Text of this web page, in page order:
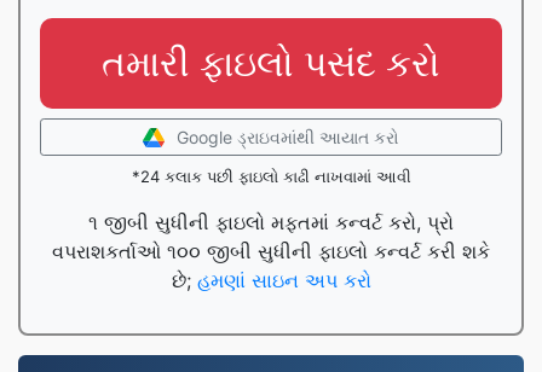
તમારી ફાઇલો પસંદ કરો
Google ડ્રાઇવમાંથી આયાત કરો
*24 કલાક પછી ફાઇલો કાઢી નાખવામાં આવી
૧ જીબી સુધીની ફાઇલો મફતમાં કન્વર્ટ કરો, પ્રો
વપરાશકર્તાઓ ૧૦૦ જીબી સુધીની ફાઇલો કન્વર્ટ કરી શકે
છે; હમણાં સાઇન અપ કરો